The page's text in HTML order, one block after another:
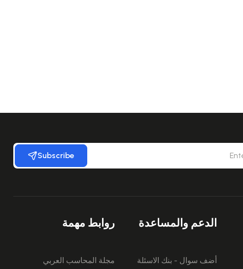
Subscribe
الدعم والمساعدة
أضف سوال - بنك الاسئلة
روابط مهمة
مجلة المحاسب العربي